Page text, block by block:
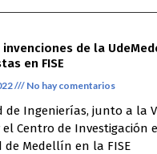
de la
en FISE
No hay comentarios
de Ingenierías, junto a la
el Centro de Investigación
de Medellín en la FISE